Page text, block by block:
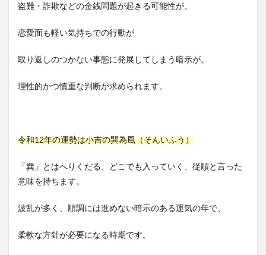
盗難・詐欺などの金銭問題が起きる可能性が。
恋愛面も軽い気持ちでの行動が
取り返しのつかない事態に発展してしまう暗示が。
理性的かつ慎重な判断が求められます。
令和12年の運勢は小吉の巽為風（そんいふう）
「巽」とはへりくだる、どこでも入っていく、従順と言った
意味を持ちます。
波乱が多く、順調には進めない暗示のある運気の年で、
柔軟な方針が必要になる時期です。